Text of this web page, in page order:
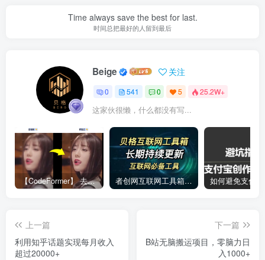
Time always save the best for last.
时间总把最好的人留到最后
Beige 关注
0 541 0 5 25.2W+
这家伙很懒，什么都没有写...
【CodeFormer】 去马赛克神器 者创网互联网工具箱合集
上一篇
利用知乎话题实现每月收入
超过20000+
下一篇
B站无脑搬运项目，零脑力日
入1000+